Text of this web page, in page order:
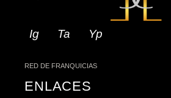
Ig Ta Yp
RED DE FRANQUICIAS
ENLACES